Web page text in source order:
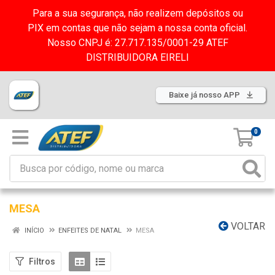
Para a sua segurança, não realizem depósitos ou
PIX em contas que não sejam a nossa conta oficial.
Nosso CNPJ é: 27.717.135/0001-29 ATEF
DISTRIBUIDORA EIRELI
Baixe já nosso APP
0
MESA
VOLTAR
INÍCIO ENFEITES DE NATAL MESA
Filtros